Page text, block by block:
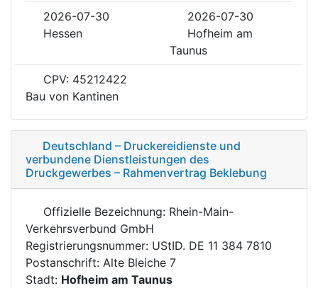
2026-07-30
2026-07-30
Hessen
Hofheim am
Taunus
CPV: 45212422
Bau von Kantinen
Deutschland – Druckereidienste und
verbundene Dienstleistungen des
Druckgewerbes – Rahmenvertrag Beklebung
Offizielle Bezeichnung: Rhein-Main-
Verkehrsverbund GmbH
Registrierungsnummer: UStID. DE 11 384 7810
Postanschrift: Alte Bleiche 7
Stadt: Hofheim am Taunus